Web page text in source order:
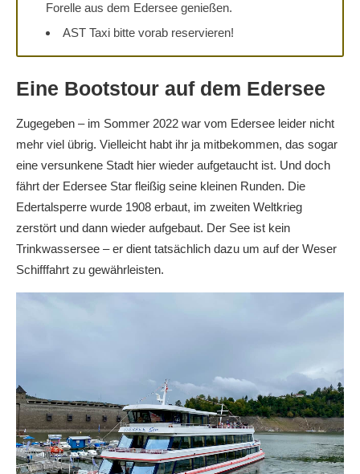
Forelle aus dem Edersee genießen.
AST Taxi bitte vorab reservieren!
Eine Bootstour auf dem Edersee
Zugegeben – im Sommer 2022 war vom Edersee leider nicht
mehr viel übrig. Vielleicht habt ihr ja mitbekommen, das sogar
eine versunkene Stadt hier wieder aufgetaucht ist. Und doch
fährt der Edersee Star fleißig seine kleinen Runden. Die
Edertalsperre wurde 1908 erbaut, im zweiten Weltkrieg
zerstört und dann wieder aufgebaut. Der See ist kein
Trinkwassersee – er dient tatsächlich dazu um auf der Weser
Schifffahrt zu gewährleisten.